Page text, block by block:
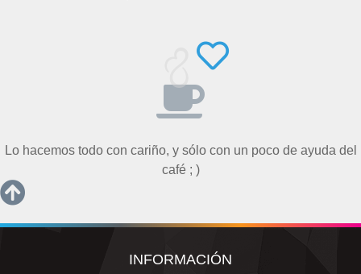
Lo hacemos todo con cariño, y sólo con un poco de ayuda del
café ; )
INFORMACIÓN